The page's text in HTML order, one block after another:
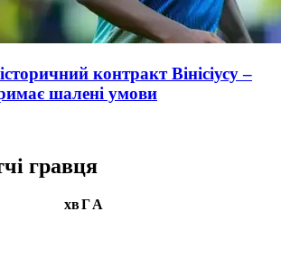
контракт Вінісіусу –
шалені умови
гравця
хвГА